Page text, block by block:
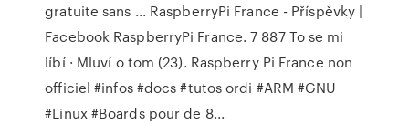
gratuite sans ... RaspberryPi France - Příspěvky |
Facebook RaspberryPi France. 7 887 To se mi
líbí · Mluví o tom (23). Raspberry Pi France non
officiel #infos #docs #tutos ordi #ARM #GNU
#Linux #Boards pour de 8...